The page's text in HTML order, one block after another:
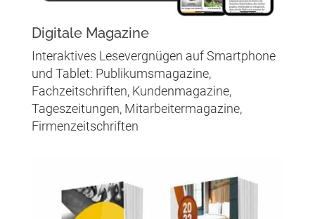
Digitale Magazine
Interaktives Lesevergnügen auf Smartphone
und Tablet: Publikumsmagazine,
Fachzeitschriften, Kundenmagazine,
Tageszeitungen, Mitarbeitermagazine,
Firmenzeitschriften